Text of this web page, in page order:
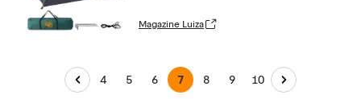
Magazine Luiza
4 5 6 7 8 9 10